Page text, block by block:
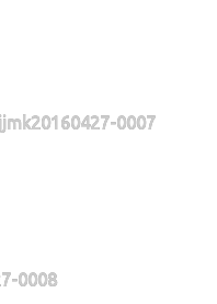
0007
0008